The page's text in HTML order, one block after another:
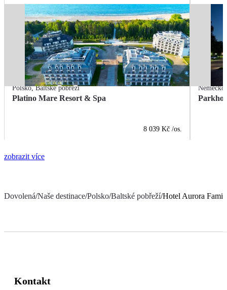
Polsko,Baltské pobřeží
Platino Mare Resort & Spa
8 039 Kč /os.
Německo
zobrazit více
Dovolená/Naše destinace/Polsko/Baltské pobřeží/Hotel Aurora
Kontakt